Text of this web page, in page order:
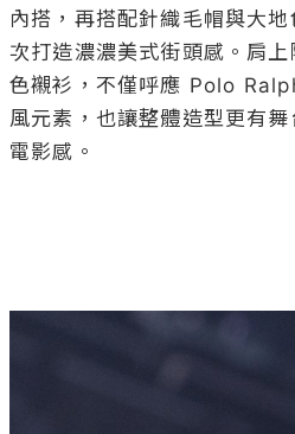
內搭，再搭配針織毛帽與大
次打造濃濃美式街頭感。肩
色襯衫，不僅呼應 Polo
風元素，也讓整體造型更有
電影感。